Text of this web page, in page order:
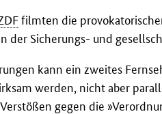
filmten die
der Sicherungs- und
kann ein zweites
werden, nicht aber
gegen die